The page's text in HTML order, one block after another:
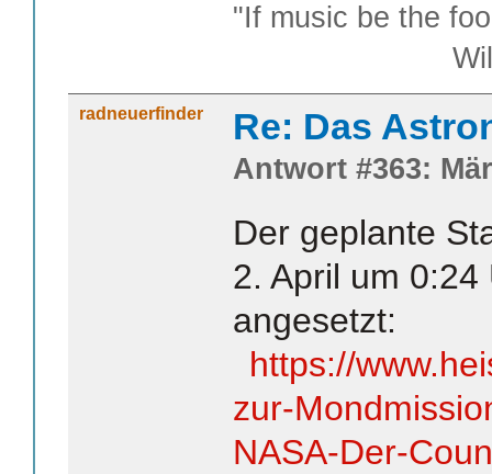
"If music be the
William
radneuerfinder Re: Das
Antwort #363:
Der geplante
2. April um
angesetzt:
https://
zur-
NASA-Der-